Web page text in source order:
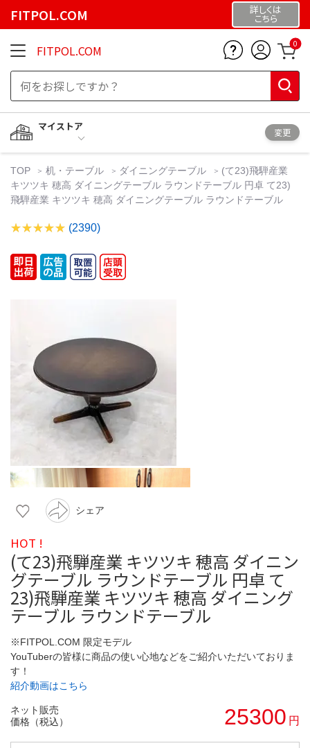
FITPOL.COM 詳しくは
こちら
FITPOL.COM 0
マイストア
変更
TOP 机・テーブル ダイニングテーブル
(て23)飛騨産業
キツツキ 穂高 ダイニングテーブル ラウンドテーブル 円卓 て23)
飛騨産業 キツツキ 穂高 ダイニングテーブル ラウンドテーブル
(2390)
シェア
HOT !
(て23)飛騨産業 キツツキ 穂高 ダイニン
グテーブル ラウンドテーブル 円卓 て
23)飛騨産業 キツツキ 穂高 ダイニング
テーブル ラウンドテーブル
※FITPOL.COM 限定モデル
YouTuberの皆様に商品の使い心地などをご紹介いただいておりま
す！
紹介動画はこちら
ネット販売
価格（税込）
25300 円